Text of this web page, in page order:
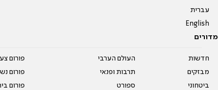
עברית
English
מדורים
חדשות
מבזקים
ביטחוני
העולם הערבי
תרבות ופנאי
ספורט
פורום
פורום
פורום